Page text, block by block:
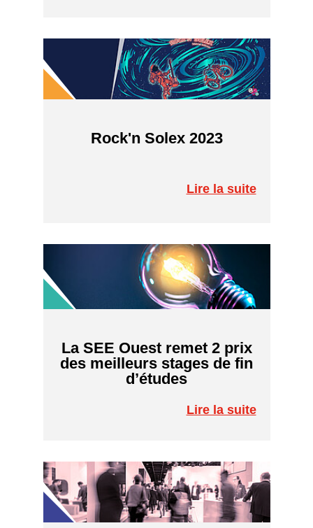
Rock'n Solex 2023
Lire la suite
La SEE Ouest remet 2 prix
des meilleurs stages de fin
d’études
Lire la suite